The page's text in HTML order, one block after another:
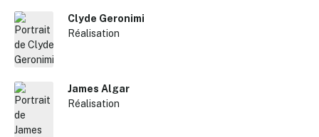
Clyde Geronimi
Réalisation
James Algar
Réalisation